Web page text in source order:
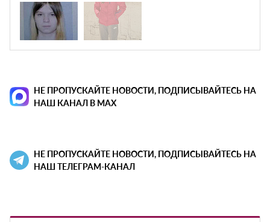
НЕ ПРОПУСКАЙТЕ НОВОСТИ, ПОДПИСЫВАЙТЕСЬ НА
НАШ КАНАЛ В MAX
НЕ ПРОПУСКАЙТЕ НОВОСТИ, ПОДПИСЫВАЙТЕСЬ НА
НАШ ТЕЛЕГРАМ-КАНАЛ